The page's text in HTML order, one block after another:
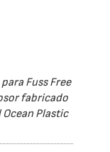
Fuss Free
fabricado
Plastic